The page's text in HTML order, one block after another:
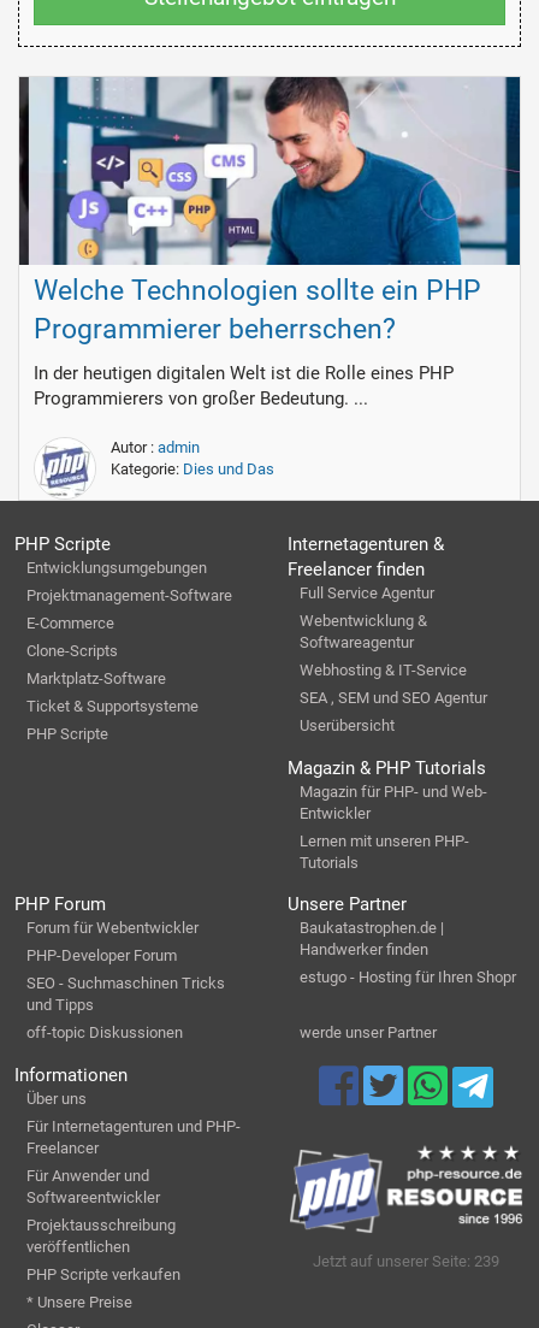
Welche Technologien sollte ein PHP
Programmierer beherrschen?
In der heutigen digitalen Welt ist die Rolle eines PHP
Programmierers von großer Bedeutung. ...
Autor : admin
Kategorie: Dies und Das
PHP Scripte
Entwicklungsumgebungen
Projektmanagement-Software
E-Commerce
Clone-Scripts
Marktplatz-Software
Ticket & Supportsysteme
PHP Scripte
Internetagenturen &
Freelancer finden
Full Service Agentur
Webentwicklung &
Softwareagentur
Webhosting & IT-Service
SEA , SEM und SEO Agentur
Userübersicht
Magazin & PHP Tutorials
Magazin für PHP- und Web-
Entwickler
Lernen mit unseren PHP-
Tutorials
PHP Forum
Forum für Webentwickler
PHP-Developer Forum
SEO - Suchmaschinen Tricks
und Tipps
off-topic Diskussionen
Unsere Partner
Baukatastrophen.de |
Handwerker finden
estugo - Hosting für Ihren Shopr
werde unser Partner
Informationen
Über uns
Für Internetagenturen und PHP-
Freelancer
Für Anwender und
Softwareentwickler
Projektausschreibung
veröffentlichen
PHP Scripte verkaufen
* Unsere Preise
Jetzt auf unserer Seite: 239